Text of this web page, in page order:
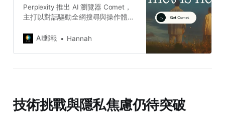
Perplexity 推出 AI 瀏覽器 Comet，
主打以對話驅動全網搜尋與操作體
式。官方表示，Comet 不只是搜尋
AI郵報 Hannah
技術挑戰與隱私焦慮仍待突破